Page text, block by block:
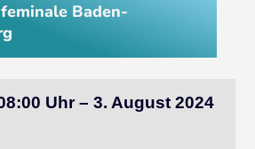
Baden-
Uhr – 3. August 2024